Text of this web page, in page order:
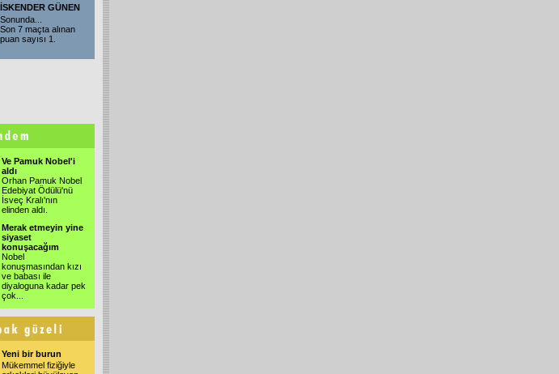
İSKENDER GÜNEN
Sonunda...
Son 7 maçta alınan
puan sayısı 1.
Ve Pamuk Nobel'i
aldı
Orhan Pamuk Nobel
Edebiyat Ödülü'nü
İsveç Kralı'nın
elinden aldı.
Merak etmeyin yine
siyaset
konuşacağım
Nobel
konuşmasından kızı
ve babası ile
diyaloguna kadar pek
çok...
Yeni bir burun
Mükemmel fiziğiyle